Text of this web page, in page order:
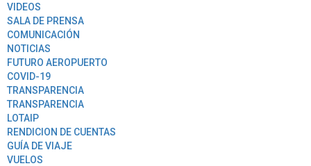
VIDEOS
SALA DE PRENSA
COMUNICACIÓN
NOTICIAS
FUTURO AEROPUERTO
COVID-19
TRANSPARENCIA
TRANSPARENCIA
LOTAIP
RENDICION DE CUENTAS
GUÍA DE VIAJE
VUELOS